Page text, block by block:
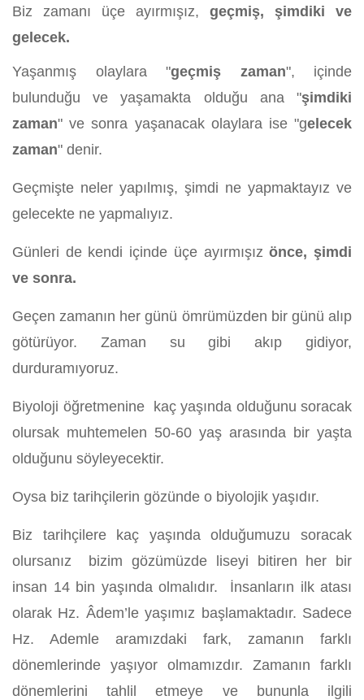
Biz zamanı üçe ayırmışız, geçmiş, şimdiki ve
gelecek.
Yaşanmış olaylara "geçmiş zaman", içinde
bulunduğu ve yaşamakta olduğu ana "şimdiki
zaman" ve sonra yaşanacak olaylara ise "gelecek
zaman" denir.
Geçmişte neler yapılmış, şimdi ne yapmaktayız ve
gelecekte ne yapmalıyız.
Günleri de kendi içinde üçe ayırmışızönce, şimdi
ve sonra.
Geçen zamanın her günü ömrümüzden bir günü alıp
götürüyor. Zaman su gibi akıp gidiyor,
durduramıyoruz.
Biyoloji öğretmenine kaç yaşında olduğunu soracak
olursak muhtemelen 50-60 yaş arasında bir yaşta
olduğunu söyleyecektir.
Oysa biz tarihçilerin gözünde o biyolojik yaşıdır.
Biz tarihçilere kaç yaşında olduğumuzu soracak
olursanız bizim gözümüzde liseyi bitiren her bir
insan 14 bin yaşında olmalıdır. İnsanların ilk atası
olarak Hz. Âdem’le yaşımız başlamaktadır. Sadece
Hz. Ademle aramızdaki fark, zamanın farklı
dönemlerinde yaşıyor olmamızdır. Zamanın farklı
dönemlerini tahlil etmeye ve bununla ilgili